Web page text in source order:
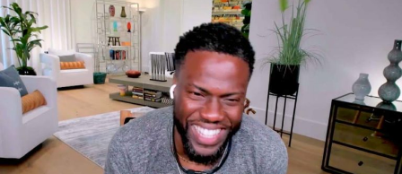
o
o
k
st ar
tir
show
de
E!
que